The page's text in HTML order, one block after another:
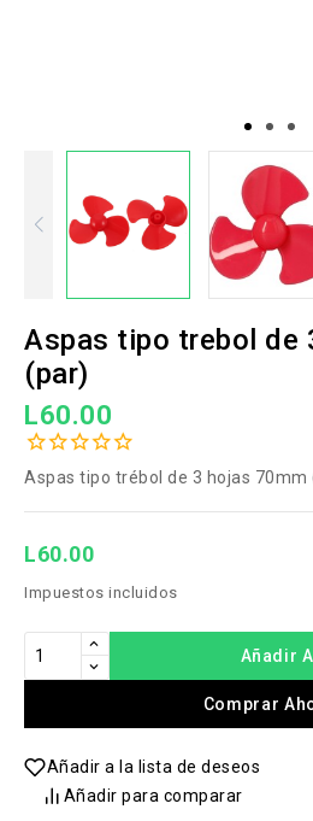
Aspas tipo trebol de
(par)
L60.00
Aspas tipo trébol de 3 hojas 70mm
L60.00
Impuestos incluidos
Añadir
Comprar
Añadir a la lista de deseos
Añadir para comparar